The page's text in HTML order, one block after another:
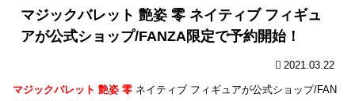
マジックバレット 艶姿 零 ネイティブ フィギュ
アが公式ショップ/FANZA限定で予約開始！
2021.03.22
マジックバレット 艶姿 零 ネイティブ フィギュアが公式ショップ/FAN